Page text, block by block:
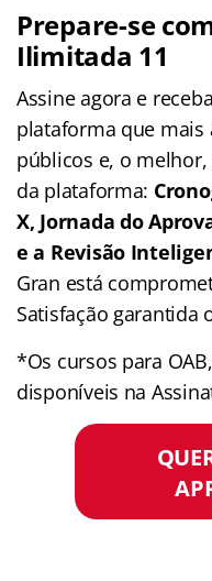
Prepare-se
Ilimitada 11
Assine agora e
plataforma que mais
públicos e, o
da plataforma:
X, Jornada do
e a Revisão
Gran está
Satisfação garantida
*Os cursos para
disponíveis na